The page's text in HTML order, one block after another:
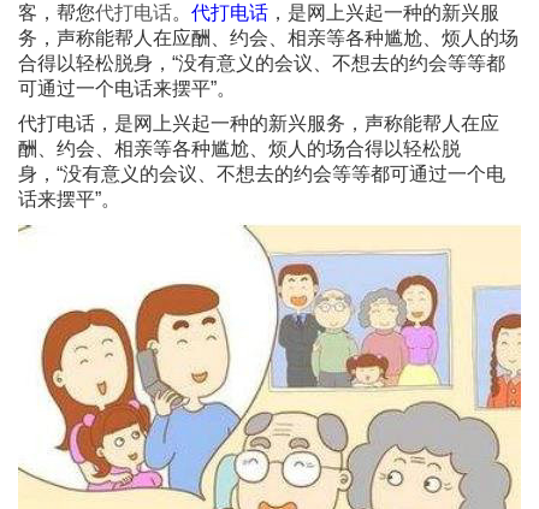
客，帮您代打电话。 代打电话，是网上兴起一种的新兴服
务，声称能帮人在应酬、约会、相亲等各种尴尬、烦人的场
合得以轻松脱身，“没有意义的会议、不想去的约会等等都
可通过一个电话来摆平”。
代打电话，是网上兴起一种的新兴服务，声称能帮人在应
酬、约会、相亲等各种尴尬、烦人的场合得以轻松脱
身，“没有意义的会议、不想去的约会等等都可通过一个电
话来摆平”。